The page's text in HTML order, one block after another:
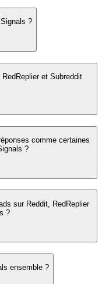
?
et Subreddit
comme certaines
?
sur Reddit, RedReplier
?
ensemble ?